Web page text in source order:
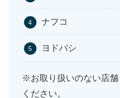
やべぇ旨いスパイスはどこ
ナフコ
ヨドバシ
※お取り扱いのない店
ください。